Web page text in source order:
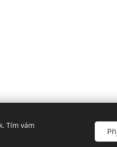
Tím vám